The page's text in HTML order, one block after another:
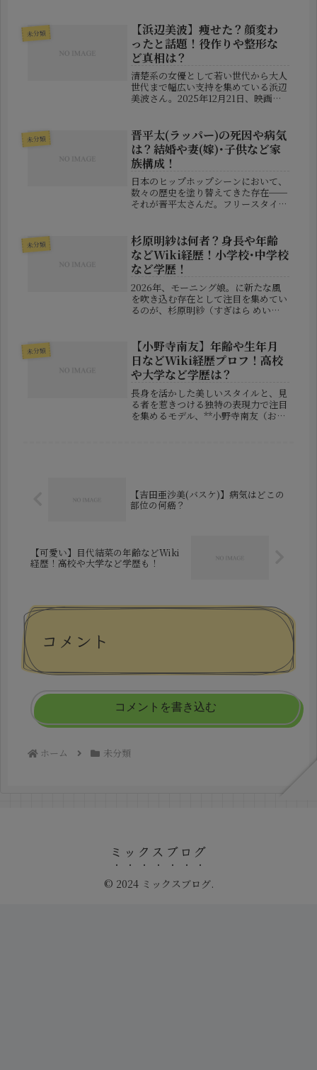
決断は、多くのファンや業界関係者に
とって衝撃で...
未分類
【浜辺美波】痩せた？顔変わ
ったと話題！役作りや整形な
ど真相は？
清楚系の女優として若い世代から大人
世代まで幅広い支持を集めている浜辺
美波さん。2025年12月21日、映画
が、「あまりに痩せた」「顔の印象が
違う」「別人のよう」と大きな話題
に...
未分類
晋平太(ラッパー)の死因や病気
は？結婚や妻(嫁)･子供など家
族構成！
日本のヒップホップシーンにおいて、
数々の歴史を塗り替えてきた存在──
それが晋平太さんだ。フリースタイル
永眠したというニュースは、日本中の
ファンや関係者に大きな衝撃を与え...
未分類
杉原明紗は何者？身長や年齢
などWiki経歴！小学校･中学校
など学歴！
2026年、モーニング娘。に新たな風
を吹き込む存在として注目を集めてい
るのが、杉原明紗（すぎはら めい
歴なの？」「まだ若いけど実力は？」
と気になっている方も多いのではない
で...
未分類
【小野寺南友】年齢や生年月
日などWiki経歴プロフ！高校
や大学など学歴は？
長身を活かした美しいスタイルと、見
る者を惹きつける独特の表現力で注目
を集めるモデル、**小野寺南友（おの
【吉田亜沙美(バスケ)】病気はどこの
部位の何癌？
【可愛い】目代結菜の年齢などWiki
経歴！高校や大学など学歴も！
コメント
コメントを書き込む
ホーム 未分類
ミックスブログ
© 2024 ミックスブログ.